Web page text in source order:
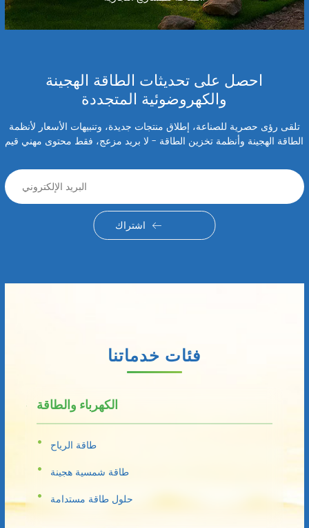
احصل على تحديثات الطاقة الهجينة
والكهروضوئية المتجددة
تلقى رؤى حصرية للصناعة، إطلاق منتجات جديدة، وتنبيهات الأسعار لأنظمة
الطاقة الهجينة وأنظمة تخزين الطاقة - لا بريد مزعج، فقط محتوى مهني قيم
اشتراك
فئات خدماتنا
الكهرباء والطاقة
طاقة الرياح
طاقة شمسية هجينة
حلول طاقة مستدامة